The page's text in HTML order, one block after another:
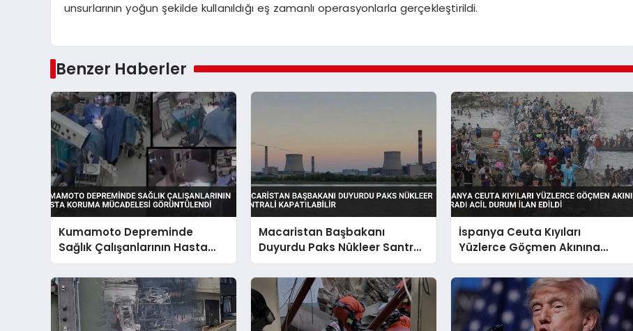
unsurlarının yoğun şekilde kullanıldığı eş zamanlı operasyonlarla gerçekleştirildi.
Benzer Haberler
Kumamoto Depreminde
Sağlık Çalışanlarının Hasta
Koruma Mücadelesi
Görüntülendi
Macaristan Başbakanı
Duyurdu Paks Nükleer Santrali
Kapatılabilir
İspanya Ceuta Kıyıları
Yüzlerce Göçmen Akınına
Uğradı Acil Durum İlan Edildi